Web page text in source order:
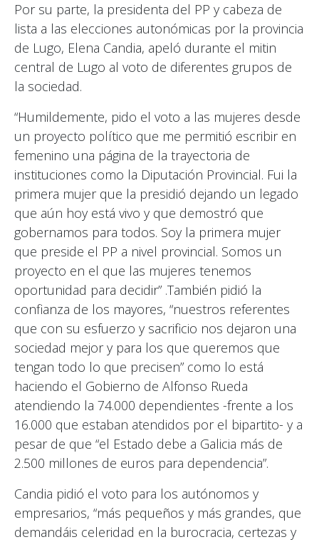
Por su parte, la presidenta del PP y cabeza de
lista a las elecciones autonómicas por la provincia
de Lugo, Elena Candia, apeló durante el mitin
central de Lugo al voto de diferentes grupos de
la sociedad.
“Humildemente, pido el voto a las mujeres desde
un proyecto político que me permitió escribir en
femenino una página de la trayectoria de
instituciones como la Diputación Provincial. Fui la
primera mujer que la presidió dejando un legado
que aún hoy está vivo y que demostró que
gobernamos para todos. Soy la primera mujer
que preside el PP a nivel provincial. Somos un
proyecto en el que las mujeres tenemos
oportunidad para decidir” .También pidió la
confianza de los mayores, “nuestros referentes
que con su esfuerzo y sacrificio nos dejaron una
sociedad mejor y para los que queremos que
tengan todo lo que precisen” como lo está
haciendo el Gobierno de Alfonso Rueda
atendiendo la 74.000 dependientes -frente a los
16.000 que estaban atendidos por el bipartito- y a
pesar de que “el Estado debe a Galicia más de
2.500 millones de euros para dependencia”.
Candia pidió el voto para los autónomos y
empresarios, “más pequeños y más grandes, que
demandáis celeridad en la burocracia, certezas y